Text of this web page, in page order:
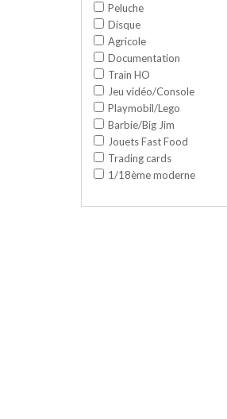
Peluche
Disque
Agricole
Documentation
Train HO
Jeu vidéo/Console
Playmobil/Lego
Barbie/Big Jim
Jouets Fast Food
Trading cards
1/18ème moderne